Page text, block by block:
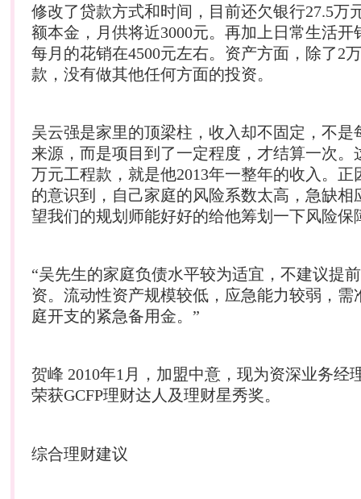
修改了贷款方式和时间，目前还欠银行27.5万
额本金，月供将近3000元。再加上日常生活开
每月的花销在4500元左右。资产方面，除了2
款，没有做其他任何方面的投资。
吴云强是家里的顶梁柱，收入却不固定，不是
来源，而是项目到了一定程度，才结算一次。
万元工程款，就是他2013年一整年的收入。正
的意识到，自己家庭的风险系数太高，急缺相
望我们的规划师能好好的给他筹划一下风险保
“吴先生的家庭负债水平较为适宜，不建议提
资。流动性资产规模较低，应急能力较弱，需
庭开支的紧急备用金。”
贺峰 2010年1月，加盟中意，现为资深业务经
荣获GCFP理财达人及理财星秀奖。
综合理财建议